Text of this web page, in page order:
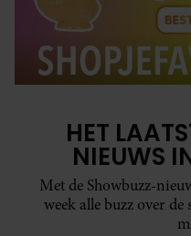
HET
NIEUWS
Met de Showbuzz-
week alle buzz over